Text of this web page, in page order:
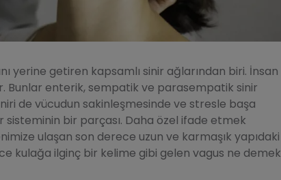
yerine getiren kapsamlı sinir ağlarından biri. İnsan
Bunlar enterik, sempatik ve parasempatik sinir
de vücudun sakinleşmesinde ve stresle başa
bir parçası. Daha özel ifade etmek
ulaşan son derece uzun ve karmaşık yapıdaki
kulağa ilginç bir kelime gibi gelen vagus ne demek